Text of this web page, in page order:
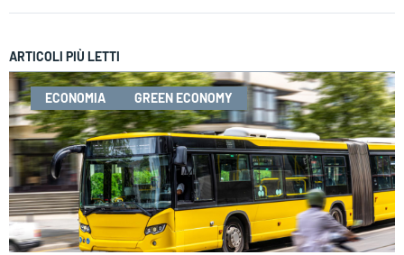
ARTICOLI PIÙ LETTI
ECONOMIA GREEN ECONOMY